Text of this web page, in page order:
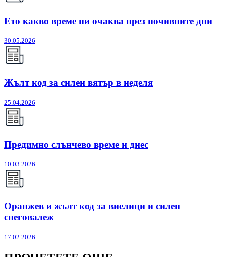
Ето какво време ни очаква през почивните дни
30.05.2026
Жълт код за силен вятър в неделя
25.04.2026
Предимно слънчево време и днес
10.03.2026
Оранжев и жълт код за виелици и силен
снеговалеж
17.02.2026